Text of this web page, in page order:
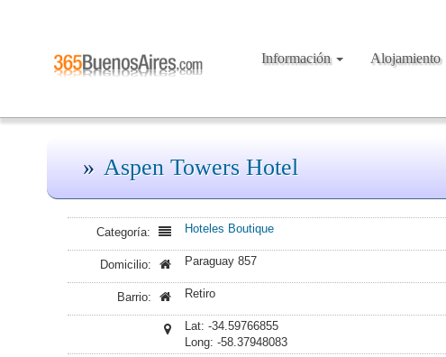
Información Alojamiento
Aspen Towers Hotel
Categoría: Hoteles Boutique
Domicilio: Paraguay 857
Barrio: Retiro
Lat: -34.59766855
Long: -58.37948083